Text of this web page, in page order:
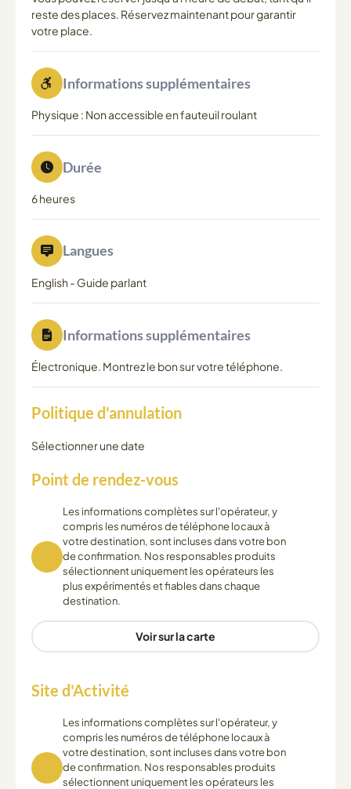
reste des places. Réservez maintenant pour garantir
votre place.
Informations supplémentaires
Physique : Non accessible en fauteuil roulant
Durée
6 heures
Langues
English - Guide parlant
Informations supplémentaires
Électronique. Montrez le bon sur votre téléphone.
Politique d'annulation
Sélectionner une date
Point de rendez-vous
Les informations complètes sur l'opérateur, y
compris les numéros de téléphone locaux à
votre destination, sont incluses dans votre bon
de confirmation. Nos responsables produits
sélectionnent uniquement les opérateurs les
plus expérimentés et fiables dans chaque
destination.
Voir sur la carte
Site d'Activité
Les informations complètes sur l'opérateur, y
compris les numéros de téléphone locaux à
votre destination, sont incluses dans votre bon
de confirmation. Nos responsables produits
sélectionnent uniquement les opérateurs les